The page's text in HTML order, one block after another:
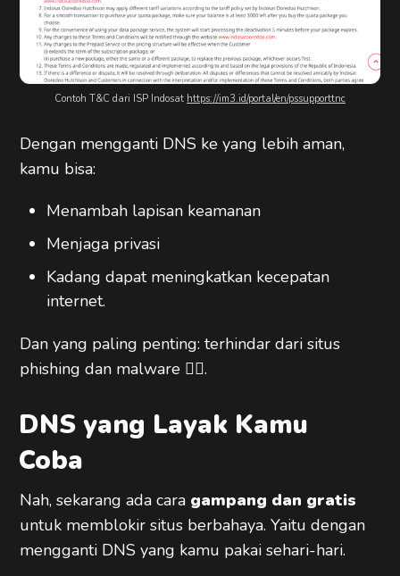
Contoh T&C dari ISP Indosat https://im3.id/portal/en/pssupporttnc
Dengan mengganti DNS ke yang lebih aman,
kamu bisa:
Menambah lapisan keamanan
Menjaga privasi
Kadang dapat meningkatkan kecepatan
internet.
Dan yang paling penting: terhindar dari situs
phishing dan malware 💁‍♂️.
DNS yang Layak Kamu
Coba
Nah, sekarang ada cara gampang dan gratis
untuk memblokir situs berbahaya. Yaitu dengan
mengganti DNS yang kamu pakai sehari-hari.